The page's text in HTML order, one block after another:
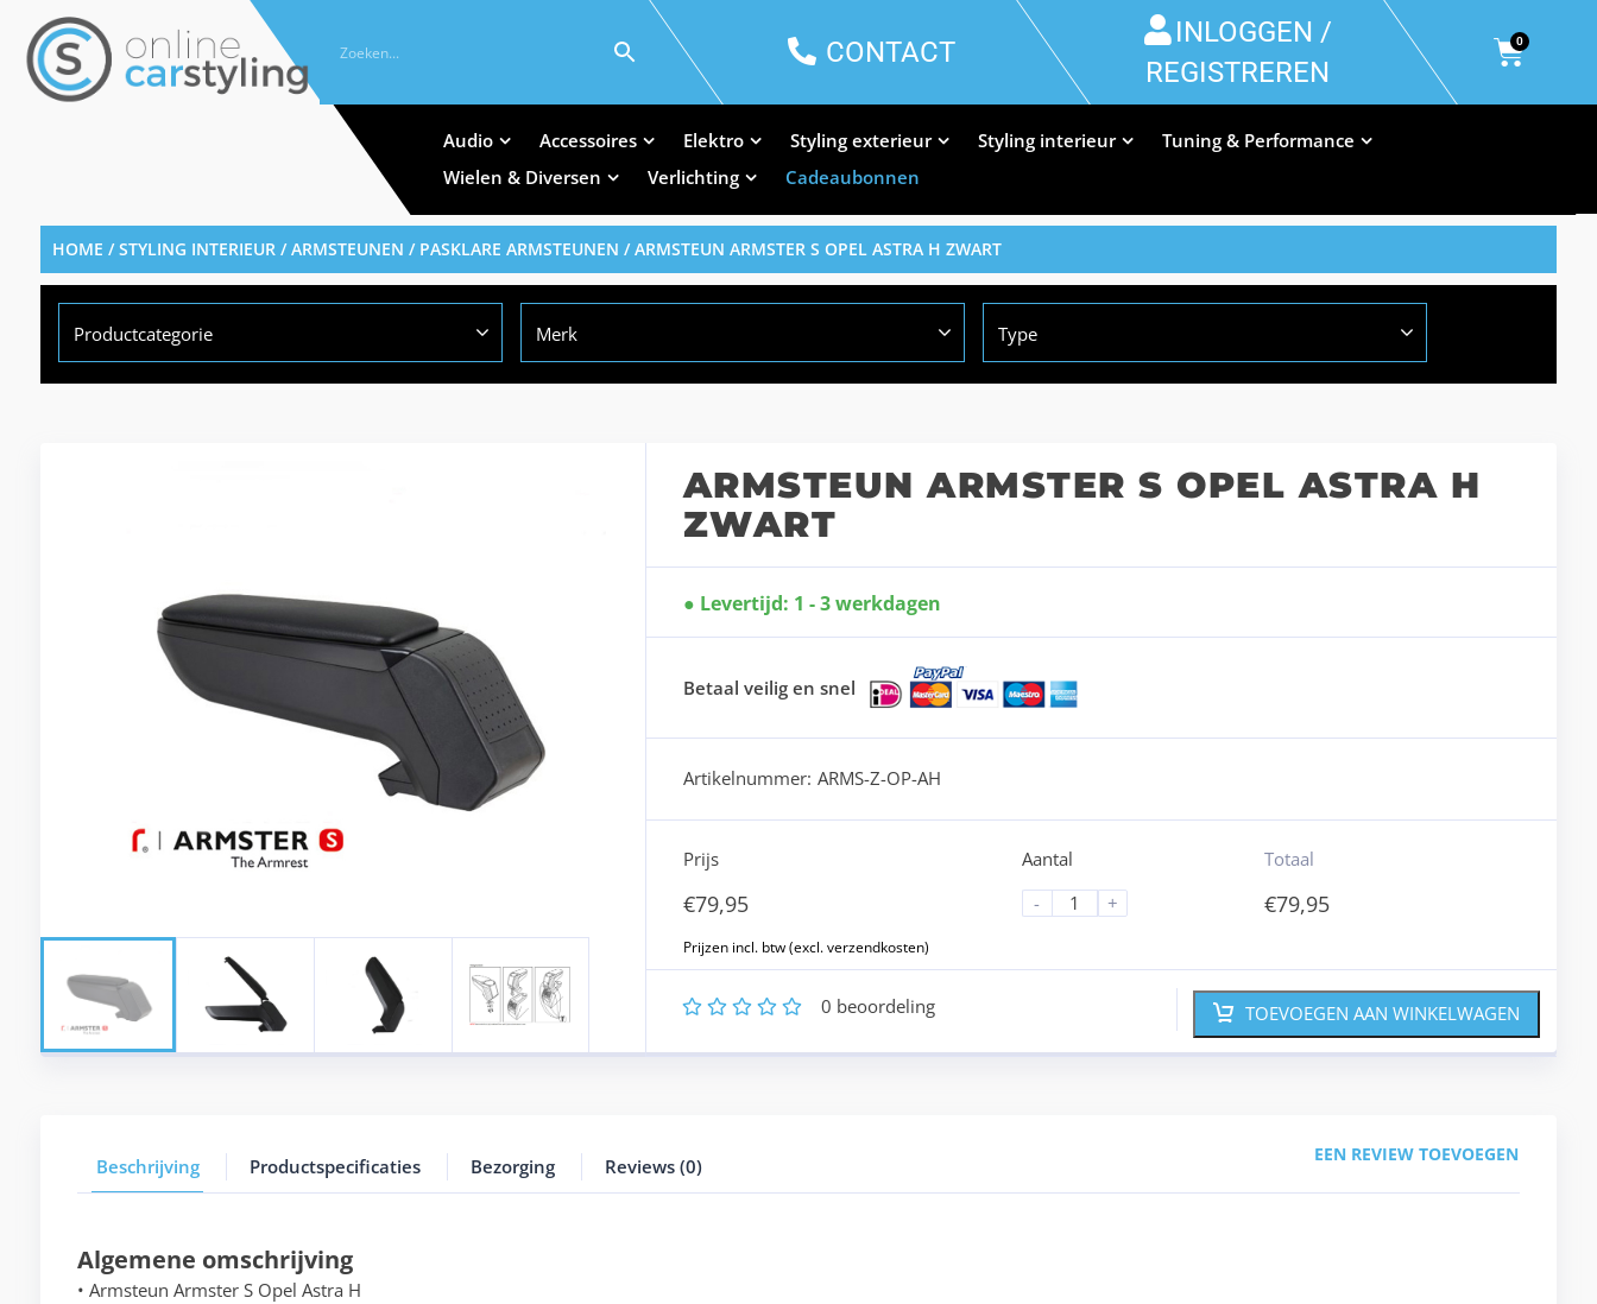
CONTACT
INLOGGEN /
REGISTREREN
0
Audio Accessoires Elektro Styling exterieur Styling interieur
Tuning & Performance
Wielen & Diversen
Verlichting Cadeaubonnen
HOME /STYLING INTERIEUR/ARMSTEUNEN / PASKLARE ARMSTEUNEN / ARMSTEUN ARMSTER S OPEL ASTRA H ZWART
Productcategorie Merk Type
ARMSTEUN ARMSTER S OPEL ASTRA H
ZWART
Levertijd: 1 - 3 werkdagen
Betaal veilig en snel
Artikelnummer: ARMS-Z-OP-AH
Prijs
€79,95
Aantal
-
+
Totaal
€79,95
5
4
3
2 0 beoordeling TOEVOEGEN AAN WINKELWAGEN
Beschrijving Productspecificaties Bezorging Reviews (0)
EEN REVIEW TOEVOEGEN
Algemene omschrijving
• Armsteun Armster S Opel Astra H